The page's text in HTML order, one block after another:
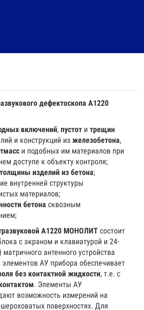
дефектоскопа А1220
включений, пустот и трещин
и конструкций из железобетона,
и подобных им материалов при
доступе к объекту контроля;
изделий из бетона;
внутренней структуры
материалов;
бетона сквозным
А1220 МОНОЛИТ состоит
с экраном и клавиатурой и 24-
антенного устройства
АУ прибора обеспечивает
без контактной жидкости, т.е. с
. Элементы АУ
возможность измерений на
поверхностях. Для